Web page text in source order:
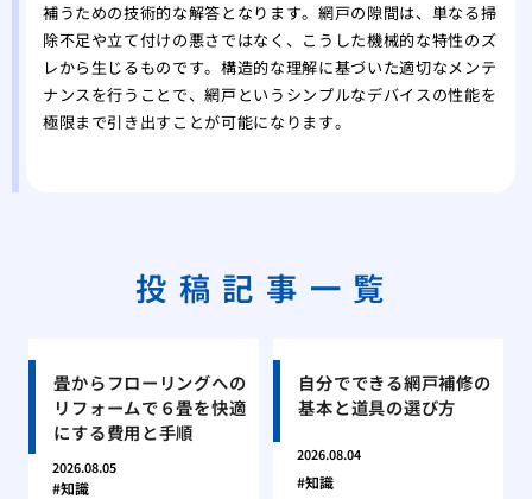
補うための技術的な解答となります。網戸の隙間は、単なる掃
除不足や立て付けの悪さではなく、こうした機械的な特性のズ
レから生じるものです。構造的な理解に基づいた適切なメンテ
ナンスを行うことで、網戸というシンプルなデバイスの性能を
極限まで引き出すことが可能になります。
投稿記事一覧
畳からフローリングへの
リフォームで６畳を快適
にする費用と手順
2026.08.05
知識
自分でできる網戸補修の
基本と道具の選び方
2026.08.04
知識